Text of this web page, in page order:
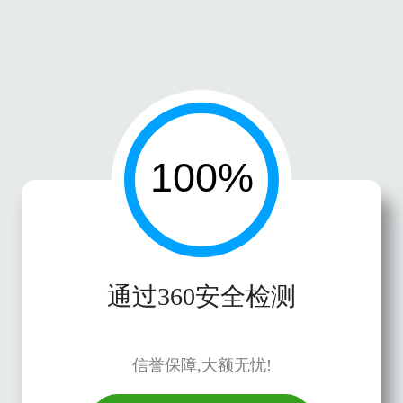
通过360安全检测
信誉保障,大额无忧!